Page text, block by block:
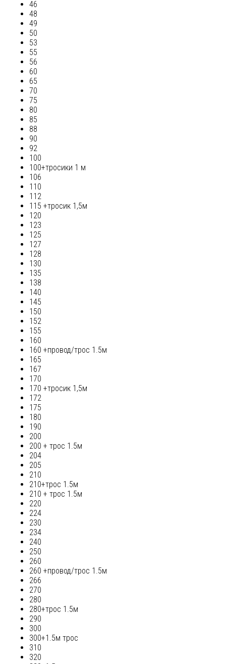
46
48
49
50
53
55
56
60
65
70
75
80
85
88
90
92
100
100+тросики 1 м
106
110
112
115 +тросик 1,5м
120
123
125
127
128
130
135
138
140
145
150
152
155
160
160 +провод/трос 1.5м
165
167
170
170 +тросик 1,5м
172
175
180
190
200
200 + трос 1.5м
204
205
210
210+трос 1.5м
210 + трос 1.5м
220
224
230
234
240
250
260
260 +провод/трос 1.5м
266
270
280
280+трос 1.5м
290
300
300+1.5м трос
310
320